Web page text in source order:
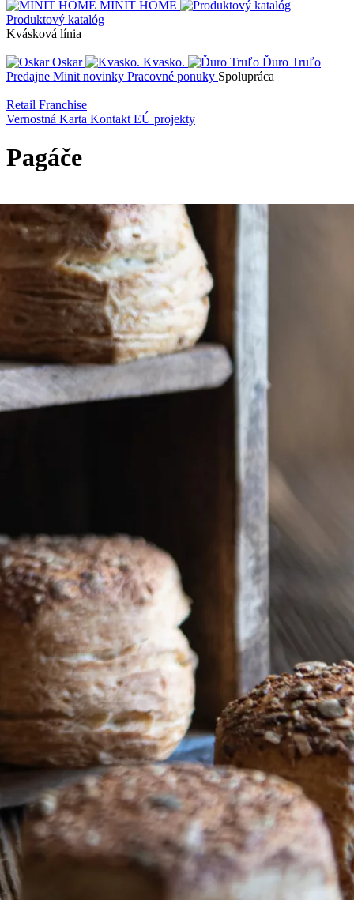
MINIT HOME
Produktový katalóg
Kvásková línia
Oskar Kvasko.
Ďuro Truľo
Predajne Minit novinky Pracovné ponuky Spolupráca
Retail Franchise
Vernostná Karta Kontakt EÚ projekty
Pagáče